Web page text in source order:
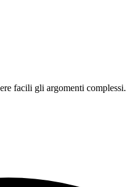
facili gli argomenti complessi.